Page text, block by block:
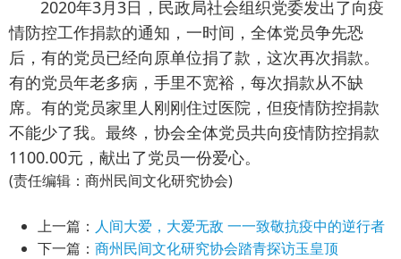
2020年3月3日，民政局社会组织党委发出了向疫
情防控工作捐款的通知，一时间，全体党员争先恐
后，有的党员已经向原单位捐了款，这次再次捐款。
有的党员年老多病，手里不宽裕，每次捐款从不缺
席。有的党员家里人刚刚住过医院，但疫情防控捐款
不能少了我。最终，协会全体党员共向疫情防控捐款
1100.00元，献出了党员一份爱心。
(责任编辑：商州民间文化研究协会)
上一篇： 人间大爱，大爱无敌 一一致敬抗疫中的逆行者
下一篇： 商州民间文化研究协会踏青探访玉皇顶